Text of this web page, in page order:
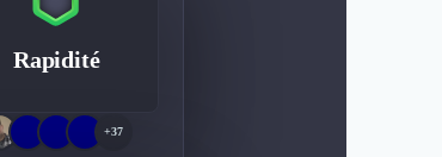
Rapidité
+37